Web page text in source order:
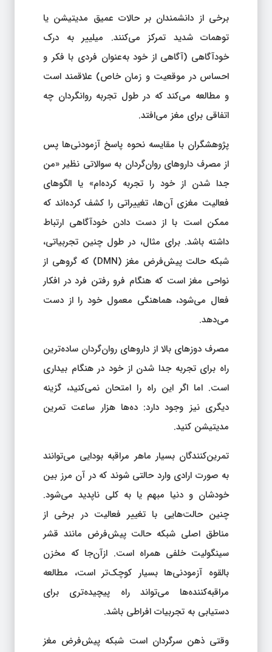
برخی از دانشمندان بر حالات عمیق مدیتیشن یا
توهمات شدید تمرکز می‌کنند. میلییر به درک
خودآگاهی (آگاهی از خود به‌عنوان فردی با فکر و
احساس در موقعیت و زمان خاص) علاقمند است
و مطالعه می‌کند که در طول تجربه روانگردان چه
اتفاقی برای مغز می‌افتد.
پژوهشگران با مقایسه نحوه پاسخ آزمودنی‌ها پس
از مصرف داروهای روان‌گردان به سوالاتی نظیر «من
جدا شدن از خود را تجربه کرده‌ام» یا الگوهای
فعالیت مغزی آن‌ها، تغییراتی را کشف کرده‌اند که
ممکن است با از دست دادن خودآگاهی ارتباط
داشته باشد. برای مثال، در طول چنین تجربیاتی،
شبکه حالت پیش‌فرض مغز (DMN) که گروهی از
نواحی مغز است که هنگام فرو رفتن فرد در افکار
فعال می‌شود، هماهنگی معمول خود را از دست
می‌دهد.
مصرف دوزهای بالا از داروهای روان‌گردان ساده‌ترین
راه برای تجربه جدا شدن از خود در هنگام بیداری
است. اما اگر این راه را امتحان نمی‌کنید، گزینه
دیگری نیز وجود دارد: ده‌ها هزار ساعت تمرین
مدیتیشن کنید.
تمرین‌کنندگان بسیار ماهر مراقبه بودایی می‌توانند
به صورت ارادی وارد حالتی شوند که در آن مرز بین
خودشان و دنیا مبهم یا به کلی ناپدید می‌شود.
چنین حالت‌هایی با تغییر فعالیت در برخی از
مناطق اصلی شبکه حالت پیش‌فرض مانند قشر
سینگولیت خلفی همراه است. ازآن‌جا که مخزن
بالقوه آزمودنی‌ها بسیار کوچک‌تر است، مطالعه
مراقبه‌کننده‌ها می‌تواند راه پیچیده‌تری برای
دستیابی به تجربیات افراطی باشد.
وقتی ذهن سرگردان است شبکه پیش‌فرض مغز